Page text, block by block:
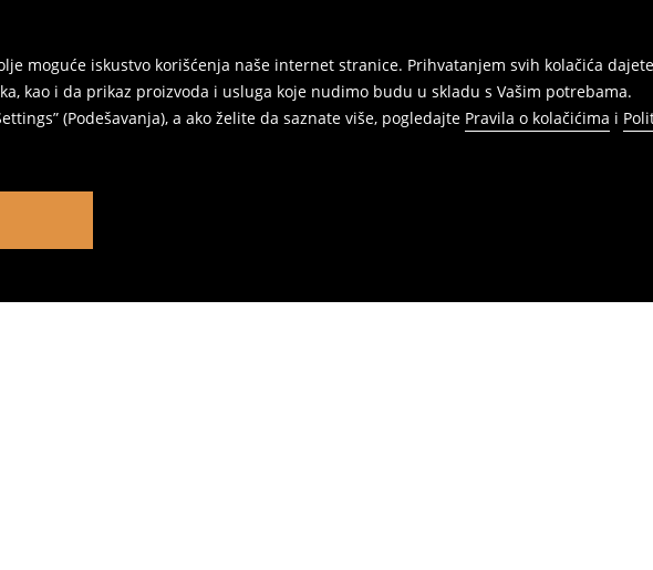
moguće iskustvo korišćenja naše internet stranice. Prihvatanjem svih kolačića
kao i da prikaz proizvoda i usluga koje nudimo budu u skladu s Vašim potrebama.
(Podešavanja), a ako želite da saznate više, pogledajte Pravila o kolačićima i